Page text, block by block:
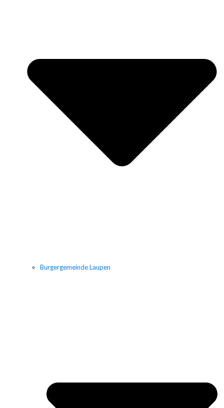
Burgergemeinde Laupen